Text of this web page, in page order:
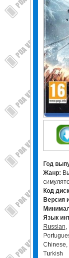
Год
Жанр:
Код
Версия
Язык
Russian,
Chinese,
Turkish